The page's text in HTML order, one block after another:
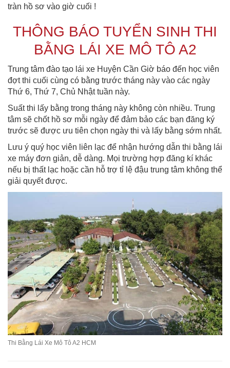
tràn hồ sơ vào giờ cuối !
THÔNG BÁO TUYỂN SINH THI
BẰNG LÁI XE MÔ TÔ A2
Trung tâm đào tạo lái xe Huyện Cần Giờ báo đến học viên
đợt thi cuối cùng có bằng trước tháng này vào các ngày
Thứ 6, Thứ 7, Chủ Nhật tuần này.
Suất thi lấy bằng trong tháng này không còn nhiều. Trung
tâm sẽ chốt hồ sơ mỗi ngày để đảm bảo các bạn đăng ký
trước sẽ được ưu tiên chọn ngày thi và lấy bằng sớm nhất.
Lưu ý quý học viên liên lạc để nhận hướng dẫn thi bằng lái
xe máy đơn giản, dễ dàng. Mọi trường hợp đăng kí khác
nếu bị thất lạc hoặc cần hỗ trợ tỉ lệ đậu trung tâm không thể
giải quyết được.
Thi Bằng Lái Xe Mô Tô A2 HCM